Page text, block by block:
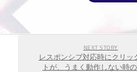
NEXT STORY
レスポンシブ対応時にクリッ
トが、うまく動作しない時